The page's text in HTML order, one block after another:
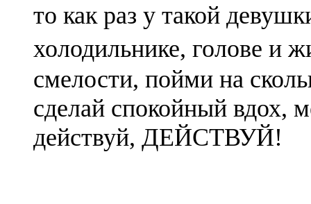
то как раз у такой
холодильнике, голове
смелости, пойми на
сделай спокойный вдох,
действуй, ДЕЙСТВУЙ!